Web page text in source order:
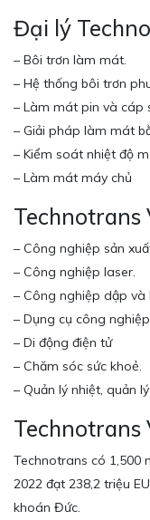
Đại lý
– Bôi trơn làm mát.
– Hệ thống bôi trơn
– Làm mát pin và cáp
– Giải pháp làm mát
– Kiểm soát nhiệt độ
– Làm mát máy chủ
Technotrans
– Công nghiệp sản
– Công nghiệp laser.
– Công nghiệp dập và
– Dụng cụ công
– Di động điện tử
– Chăm sóc sức khoẻ.
– Quản lý nhiệt, quản
Technotrans
Technotrans có 1,500
2022 đạt 238,2 triệu
khoán Đức.